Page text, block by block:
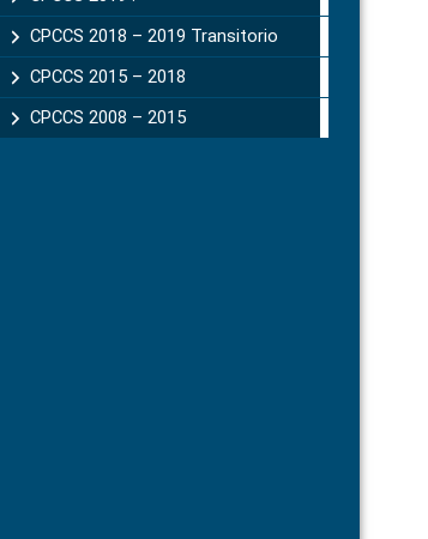
CPCCS 2018 – 2019 Transitorio
CPCCS 2015 – 2018
CPCCS 2008 – 2015